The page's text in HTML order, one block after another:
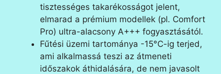
tisztességes takarékosságot jelent,
elmarad a prémium modellek (pl. Comfort
Pro) ultra-alacsony A+++ fogyasztásától.
Fűtési üzemi tartománya -15°C-ig terjed,
ami alkalmassá teszi az átmeneti
időszakok áthidalására, de nem javasolt